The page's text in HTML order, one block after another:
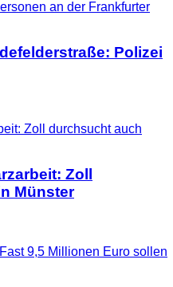
Polizei
Zoll
Münster